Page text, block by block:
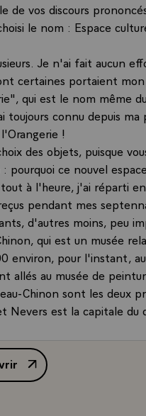
de vos discours
le nom : Espace
Je n'ai fait aucun
certaines portaient
qui est le nom même
toujours connu depuis
!
des objets, puisque
pourquoi ce nouvel
à l'heure, j'ai réparti
pendant mes
d'autres moins, peu
qui est un musée
environ, pour l'instant,
allés au musée de
Chinon sont les deux
Nevers est la capitale du
marquer ma gratitude à
d'origine, auquel je
accordé par M.